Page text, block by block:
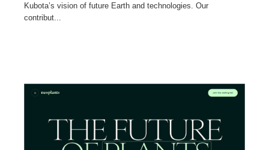
Kubota’s vision of future Earth and technologies. Our
contribut...